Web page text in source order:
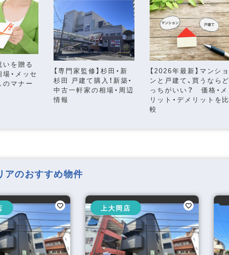
た。 この条件で検索する
を贈る
・メッセ
のマナー
【専門家監修】杉田・新
杉田 戸建て購入！新築・
中古一軒家の相場・周辺
情報
【2026年最新】マンショ
ンと戸建て、買うならど
っちがいい？ 価格・メ
リット・デメリットを比
較
アのおすすめ物件
上大岡店